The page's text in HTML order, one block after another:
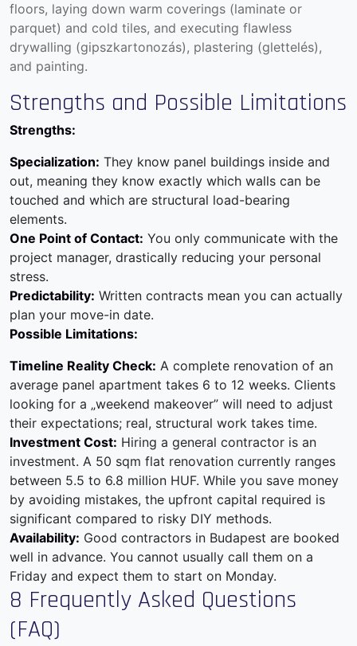
floors, laying down warm coverings (laminate or
parquet) and cold tiles, and executing flawless
drywalling (gipszkartonozás), plastering (glettelés),
and painting.
Strengths and Possible Limitations
Strengths:
Specialization: They know panel buildings inside and
out, meaning they know exactly which walls can be
touched and which are structural load-bearing
elements.
One Point of Contact: You only communicate with the
project manager, drastically reducing your personal
stress.
Predictability: Written contracts mean you can actually
plan your move-in date.
Possible Limitations:
Timeline Reality Check: A complete renovation of an
average panel apartment takes 6 to 12 weeks. Clients
looking for a „weekend makeover” will need to adjust
their expectations; real, structural work takes time.
Investment Cost: Hiring a general contractor is an
investment. A 50 sqm flat renovation currently ranges
between 5.5 to 6.8 million HUF. While you save money
by avoiding mistakes, the upfront capital required is
significant compared to risky DIY methods.
Availability: Good contractors in Budapest are booked
well in advance. You cannot usually call them on a
Friday and expect them to start on Monday.
8 Frequently Asked Questions
(FAQ)